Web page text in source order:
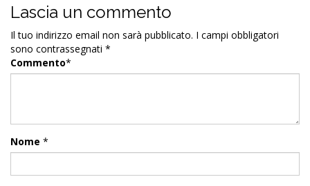
Lascia un commento
Il tuo indirizzo email non sarà pubblicato. I campi obbligatori
sono contrassegnati *
Commento*
Nome *